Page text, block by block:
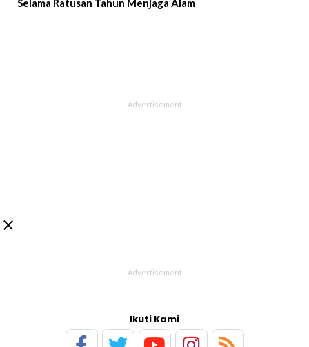
Selama Ratusan Tahun Menjaga Alam

Ikuti Kami